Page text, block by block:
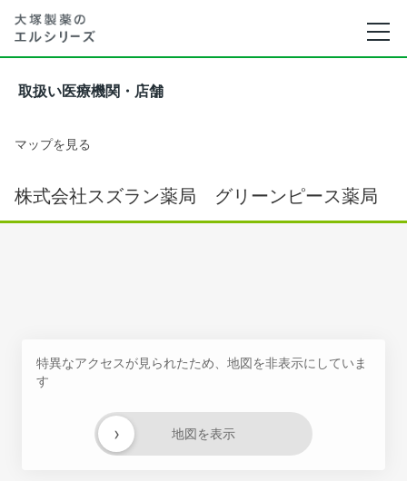
取扱い医療機関・店舗
マップを見る
株式会社スズラン薬局 グリーンピース薬局
特異なアクセスが見られたため、地図を非表示にしていま
す
地図を表示
›